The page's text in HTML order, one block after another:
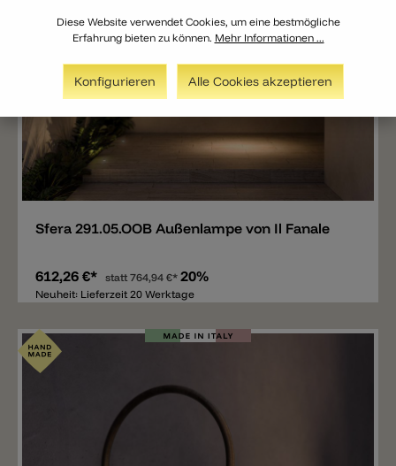
Merken
Sfera 291.05.OOB Außenlampe von Il Fanale
612,26 €* statt764,94 €* 20%
Neuheit: Lieferzeit 20 Werktage
Diese Website verwendet Cookies, um eine bestmögliche
Erfahrung bieten zu können. Mehr Informationen ...
Konfigurieren Alle Cookies akzeptieren